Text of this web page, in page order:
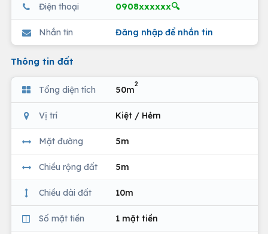
Điện thoại 0908xxxxxx🔍
Nhắn tin Đăng nhập để nhắn tin
Thông tin đất
Tổng diện tích 50m
2
Vị trí Kiệt / Hẻm
Mặt đường 5m
Chiều rộng đất 5m
Chiều dài đất 10m
Số mặt tiền 1 mặt tiền